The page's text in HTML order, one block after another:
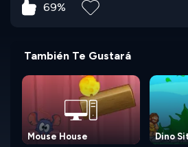
69%
También Te Gustará
Mouse House Dino